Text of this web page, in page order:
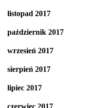
listopad 2017
październik 2017
wrzesień 2017
sierpień 2017
lipiec 2017
czerwiec 2017